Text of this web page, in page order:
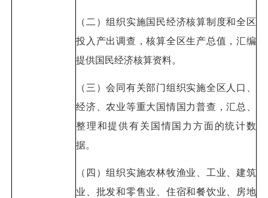
（二）组织实施国民经济核算制度和全区
投入产出调查，核算全区生产总值，汇编
提供国民经济核算资料。
（三）会同有关部门组织实施全区人口、
经济、农业等重大国情国力普查，汇总、
整理和提供有关国情国力方面的统计数
据。
（四）组织实施农林牧渔业、工业、建筑
业、批发和零售业、住宿和餐饮业、房地